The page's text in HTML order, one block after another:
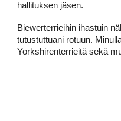
hallituksen jäsen.
Biewerterrieihin ihastuin
tutustuttuani rotuun.
Yorkshirenterrieitä sekä